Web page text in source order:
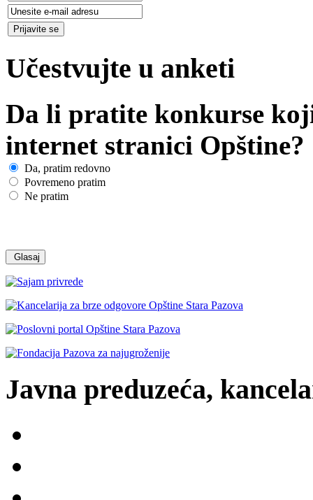
Učestvujte u anketi
Da li pratite konkurse
internet stranici Opštine?
Da, pratim redovno
Povremeno pratim
Ne pratim
Javna preduzeća,